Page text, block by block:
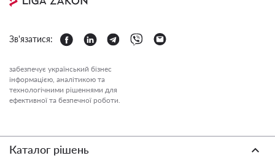
Зв'язатися:
забезпечує український бізнес
інформацією, аналітикою та
технологічними рішеннями для
ефективної та безпечної роботи.
Каталог рішень